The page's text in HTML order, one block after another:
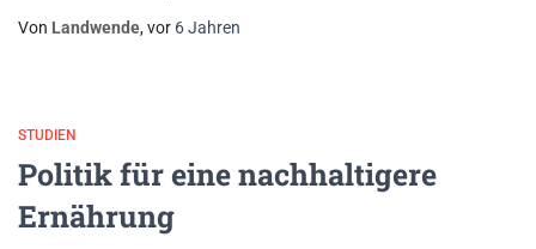
Von Landwende, vor 6 Jahren
STUDIEN
Politik für eine nachhaltigere
Ernährung